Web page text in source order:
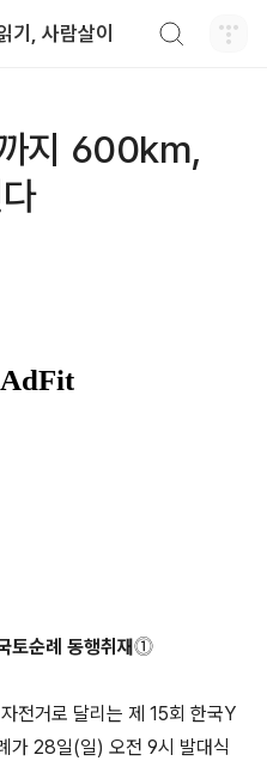
기, 사람살이
지 600km,
토순례 동행취재⓵
전거로 달리는 제 15회 한국Y
가 28일(일) 오전 9시 발대식